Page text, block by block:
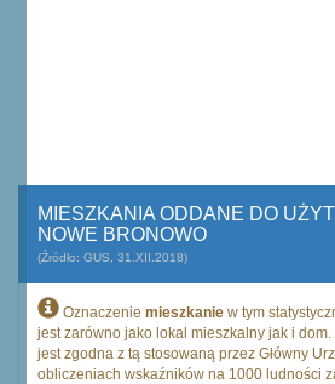
MIESZKANIA ODDANE DO
NOWE BRONOWO
(Źródło: GUS, 31.XII.2018)
Oznaczenie mieszkanie w tym
jest zarówno jako lokal mieszkalny jak i
jest zgodna z tą stosowaną przez Główny
obliczeniach wskaźników na 1000 ludności